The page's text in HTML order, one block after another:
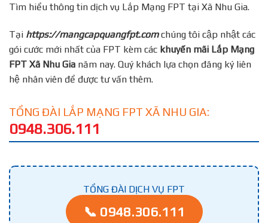
Tìm hiểu thông tin dịch vụ Lắp Mạng FPT tại Xã Nhu Gia.
Tại https://mangcapquangfpt.comchúng tôi cập nhật các
gói cước mới nhất của FPT kèm các khuyến mãi Lắp Mạng
FPT Xã Nhu Gia năm nay. Quý khách lựa chọn đăng ký liên
hệ nhân viên để được tư vấn thêm.
TỔNG ĐÀI LẮP MẠNG FPT XÃ NHU GIA:
0948.306.111
TỔNG ĐÀI DỊCH VỤ FPT
📞 0948.306.111